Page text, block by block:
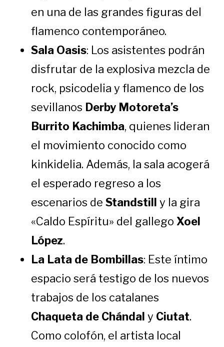
en una de las grandes figuras del
flamenco contemporáneo.
Sala Oasis: Los asistentes podrán
disfrutar de la explosiva mezcla de
rock, psicodelia y flamenco de los
sevillanos Derby Motoreta’s
Burrito Kachimba, quienes lideran
el movimiento conocido como
kinkidelia. Además, la sala acogerá
el esperado regreso a los
escenarios deStandstill y la gira
«Caldo Espíritu» del gallego Xoel
López.
La Lata de Bombillas: Este íntimo
espacio será testigo de los nuevos
trabajos de los catalanes
Chaqueta de Chándal y Ciutat.
Como colofón, el artista local